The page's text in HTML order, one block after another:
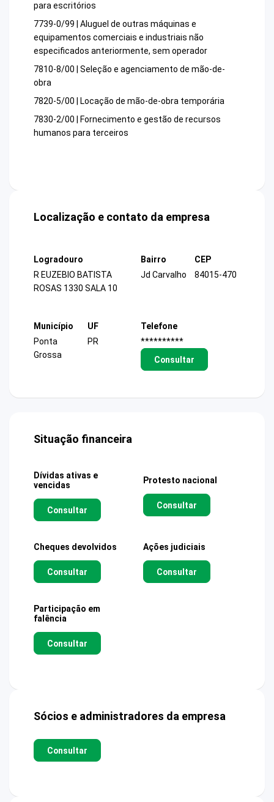
para escritórios
7739-0/99 | Aluguel de outras máquinas e
equipamentos comerciais e industriais não
especificados anteriormente, sem operador
7810-8/00 | Seleção e agenciamento de mão-de-
obra
7820-5/00 | Locação de mão-de-obra temporária
7830-2/00 | Fornecimento e gestão de recursos
humanos para terceiros
Localização e contato da empresa
Logradouro
R EUZEBIO BATISTA
ROSAS 1330 SALA 10
Bairro
Jd Carvalho
CEP
84015-470
Município
Ponta
Grossa
UF
PR
Telefone
**********
Consultar
Situação financeira
Dívidas ativas e
vencidas
Consultar
Protesto nacional
Consultar
Cheques devolvidos
Consultar
Ações judiciais
Consultar
Participação em
falência
Consultar
Sócios e administradores da empresa
Consultar